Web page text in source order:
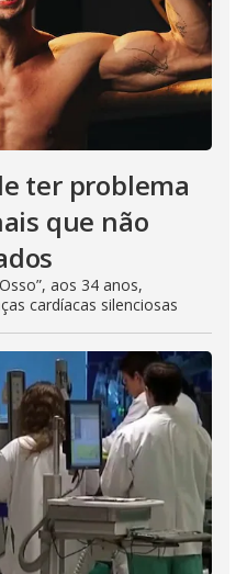
ter problema
que não
aos 34 anos,
cardíacas silenciosas